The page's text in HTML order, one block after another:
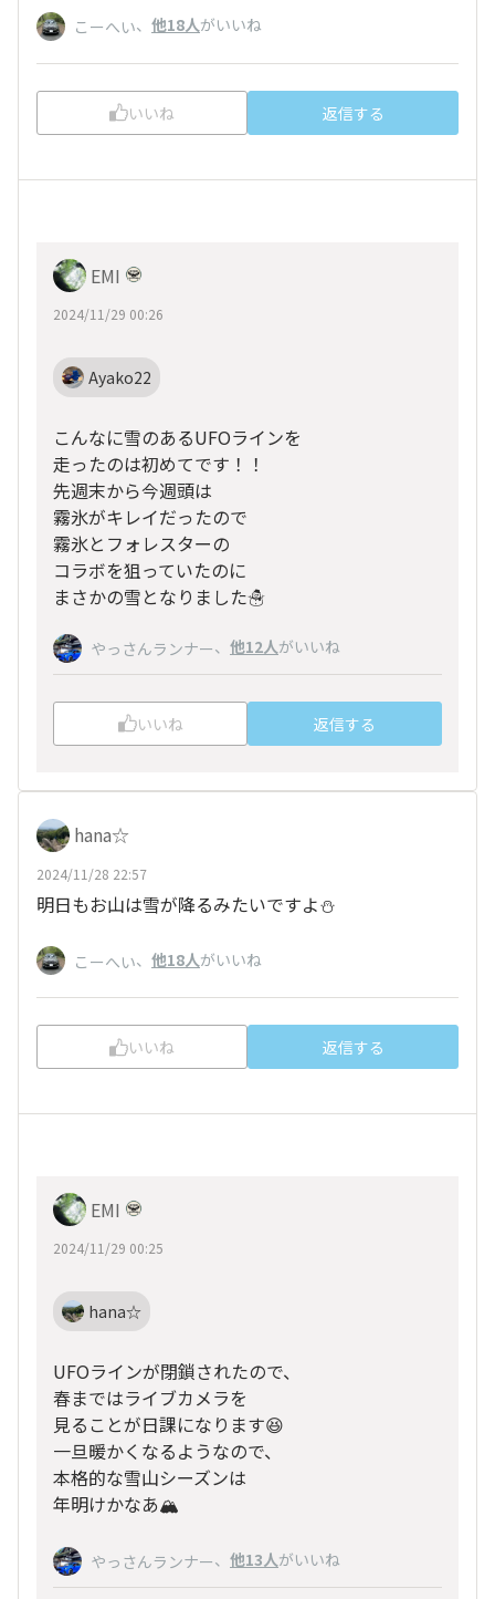
こーへい、 他18人がいいね
いいね 返信する
EMI
2024/11/29 00:26
Ayako22
こんなに雪のあるUFOラインを
走ったのは初めてです！！
先週末から今週頭は
霧氷がキレイだったので
霧氷とフォレスターの
コラボを狙っていたのに
まさかの雪となりました☃️
やっさんランナー、 他12人がいいね
いいね 返信する
hana☆
2024/11/28 22:57
明日もお山は雪が降るみたいですよ⛄️
こーへい、 他18人がいいね
いいね 返信する
EMI
2024/11/29 00:25
hana☆
UFOラインが閉鎖されたので、
春まではライブカメラを
見ることが日課になります😆
一旦暖かくなるようなので、
本格的な雪山シーズンは
年明けかなあ🏔️
やっさんランナー、 他13人がいいね